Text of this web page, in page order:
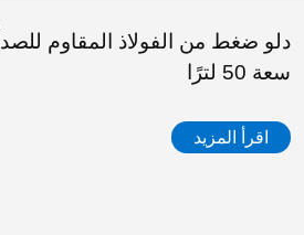
دلو ضغط من الفولاذ المقاوم للصدأ
سعة 50 لترًا
اقرأ المزيد